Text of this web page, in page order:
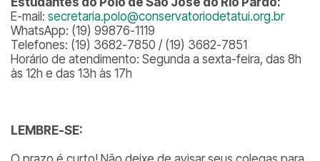
E-mail: secretaria.polo@conservatoriodetatui.org.br
WhatsApp: (19) 99876-1119
Telefones: (19) 3682-7850 / (19) 3682-7851
Horário de atendimento: Segunda a sexta-feira, das 8h
às 12h e das 13h às 17h
LEMBRE-SE: